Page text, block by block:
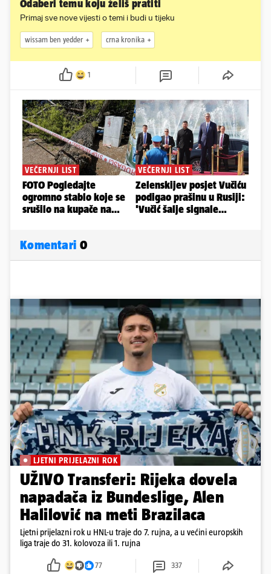
Odaberi temu koju želiš pratiti
Primaj sve nove vijesti o temi i budi u tijeku
wissam ben yedder crna kronika
1
Komentari 0
LJETNI PRIJELAZNI ROK
UŽIVO Transferi: Rijeka dovela
napadača iz Bundeslige, Alen
Halilović na meti Brazilaca
Ljetni prijelazni rok u HNL-u traje do 7. rujna, a u većini europskih
liga traje do 31. kolovoza ili 1. rujna
77 337